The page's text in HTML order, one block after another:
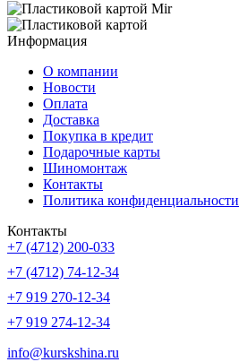
Информация
О компании
Новости
Оплата
Доставка
Покупка в кредит
Подарочные карты
Шиномонтаж
Контакты
Политика конфиденциальности
Контакты
+7 (4712) 200-033
+7 (4712) 74-12-34
+7 919 270-12-34
+7 919 274-12-34
info@kurskshina.ru